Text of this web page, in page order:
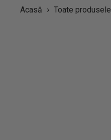
Acasă › Toate produsele